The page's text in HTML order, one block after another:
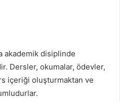
akademik disiplinde
Dersler, okumalar, ödevler,
içeriği oluşturmaktan ve